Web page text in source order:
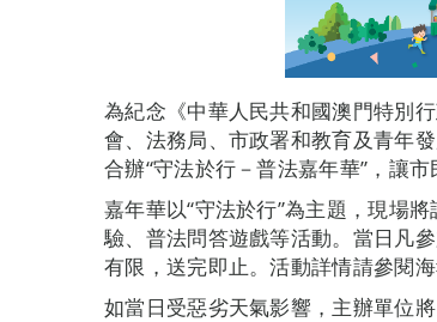
為紀念《中華人民共和國澳門特別
會、法務局、市政署和教育及青年
合辦“守法於行－普法嘉年華”，讓
嘉年華以“守法於行”為主題，現場
驗、普法問答遊戲等活動。當日凡
有限，送完即止。活動詳情請參閱
如當日受惡劣天氣影響，主辦單位